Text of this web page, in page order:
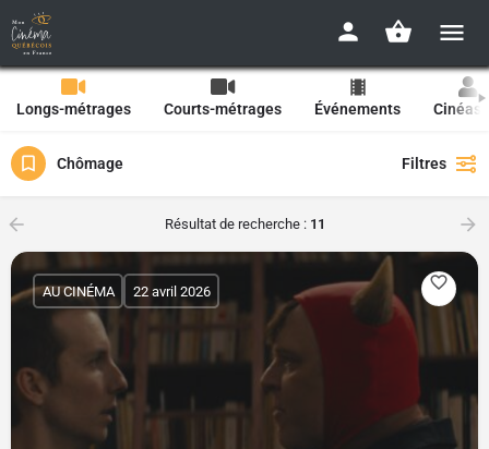
Longs-métrages Courts-métrages Événements
Chômage Filtres
Résultat de recherche : 11
AU CINÉMA 22 avril 2026